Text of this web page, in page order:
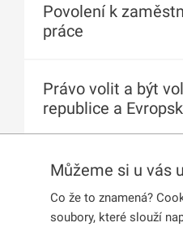
Můžeme si u vás
Co že to znamená?
soubory, které slouží
Povolení k
práce
Právo volit a být
republice a
Rodné číslo